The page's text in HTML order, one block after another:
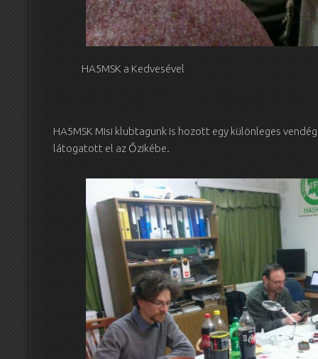
HA5MSK a Kedvesével
HA5MSK Misi klubtagunk is hozott egy különleges
látogatott el az Őzikébe.